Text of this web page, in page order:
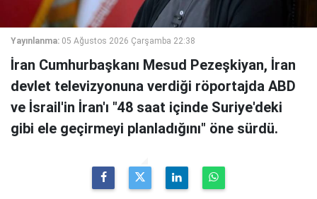
Yayınlanma: 05 Ağustos 2026 Çarşamba 22:38
İran Cumhurbaşkanı Mesud Pezeşkiyan, İran
devlet televizyonuna verdiği röportajda ABD
ve İsrail'in İran'ı "48 saat içinde Suriye'deki
gibi ele geçirmeyi planladığını" öne sürdü.